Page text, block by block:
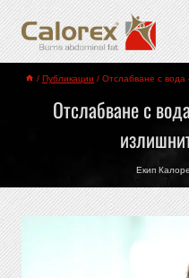
/ Публикации / Отслабване с вода
Отслабване с
Екип